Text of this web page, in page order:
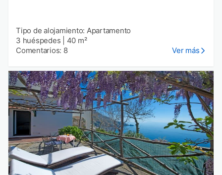
Tipo de alojamiento: Apartamento
3 huéspedes
40 m²
Comentarios: 8
Ver más